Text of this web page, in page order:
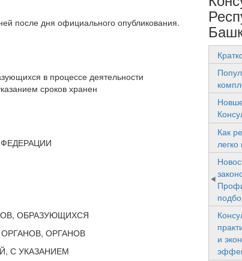
после дня официального опубликования.
в процессе деятельности
сроков хранен
ОБРАЗУЮЩИХСЯ
ОРГАНОВ
С УКАЗАНИЕМ
Как
и